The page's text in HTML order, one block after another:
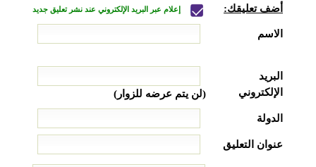
أضف تعليقك: إعلام عبر البريد الإلكتروني عند نشر تعليق جديد
الاسم
البريد
الإلكتروني
(لن يتم عرضه للزوار)
الدولة
عنوان التعليق